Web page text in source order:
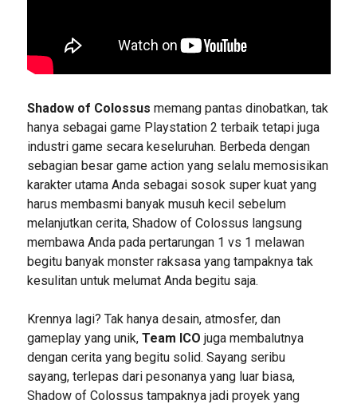
Shadow of Colossus memang pantas dinobatkan, tak
hanya sebagai game Playstation 2 terbaik tetapi juga
industri game secara keseluruhan. Berbeda dengan
sebagian besar game action yang selalu memosisikan
karakter utama Anda sebagai sosok super kuat yang
harus membasmi banyak musuh kecil sebelum
melanjutkan cerita, Shadow of Colossus langsung
membawa Anda pada pertarungan 1 vs 1 melawan
begitu banyak monster raksasa yang tampaknya tak
kesulitan untuk melumat Anda begitu saja.
Krennya lagi? Tak hanya desain, atmosfer, dan
gameplay yang unik,Team ICO juga membalutnya
dengan cerita yang begitu solid. Sayang seribu
sayang, terlepas dari pesonanya yang luar biasa,
Shadow of Colossus tampaknya jadi proyek yang